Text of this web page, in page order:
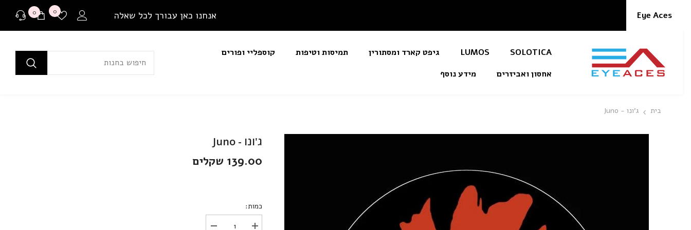
Eye Aces אנחנו כאן עבורך לכל שאלה 0 רשימת
משאלות
0
0
פריטים
בכל שאלה או התלבטות ניתן ליצור איתנו קשר במגוון
SOLOTICA
LUMOS גיפט קארד ומסתורין תמיסות וטיפות
קוספליי ופורים
אחסון ואביזרים
מידע נוסף
בית ג'ונו - Juno
ג'ונו - Juno
139.00 שקלים
כמות: